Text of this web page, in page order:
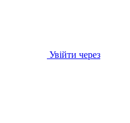
Увійти через